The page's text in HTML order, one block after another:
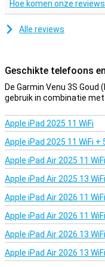
ondersteunt je. Met
gemotiveerd.
Gekoppeld aan je
rechtstreeks vanaf je
notifications en blijf
biedt de Venu 3S tot wel
modus, zodat je minder
om je doelen na te
Hoe komen onze
Alle reviews
Geschikte telefoons
De Garmin Venu 3S
gebruik in combinatie
Apple iPad 2025 11 WiFi
Apple iPad 2025 11 WiFi +
Apple iPad Air 2025 11 WiFi
Apple iPad Air 2025 13
Apple iPad Air 2026 11 WiFi
Apple iPad Air 2026 11
Apple iPad Air 2026 13 WiFi
Apple iPad Air 2026 13